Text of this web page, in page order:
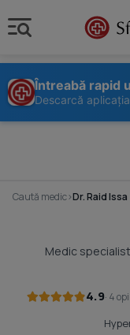
Întreabă rapid
Descarcă
Caută medic›Dr. Raid Issa
Medic
4.9· 4